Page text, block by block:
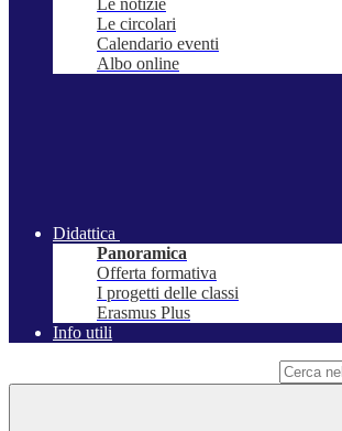
Le notizie
Le circolari
Calendario eventi
Albo online
Didattica
Panoramica
Offerta formativa
I progetti delle classi
Erasmus Plus
Info utili